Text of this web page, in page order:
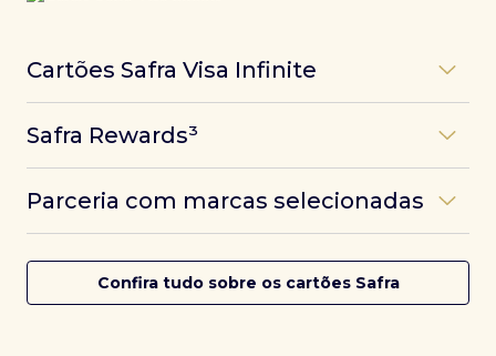
Cartões Safra Visa Infinite
experiências refinadas a benefícios únicos, como
converte seus investimentos em limite no cartão e
conta com acesso a mais de 1.400 salas VIP Dragon
Pass ao redor do mundo.
Safra Rewards³
das melhores pontuações do mercado.
Parceria com marcas selecionadas
cartões Safra.
Confira tudo sobre os cartões Safra